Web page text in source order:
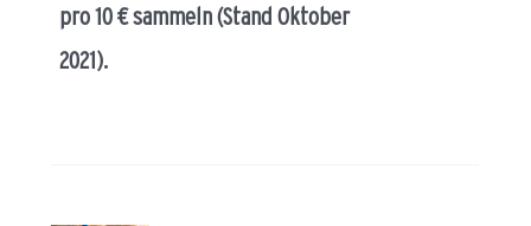
pro 10 € sammeln (Stand Oktober
2021).